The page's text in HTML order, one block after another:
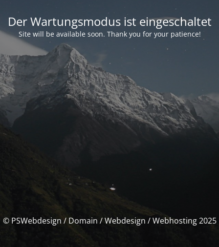
Der Wartungsmodus ist eingeschaltet
Site will be available soon. Thank you for your patience!
© PSWebdesign / Domain / Webdesign / Webhosting 2025